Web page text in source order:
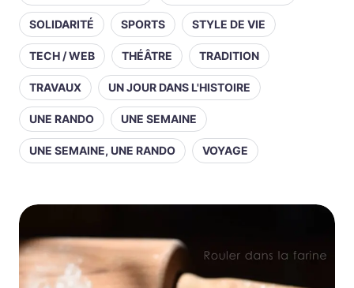
SOLIDARITÉ SPORTS STYLE DE VIE
TECH / WEB THÉÂTRE TRADITION
TRAVAUX UN JOUR DANS L'HISTOIRE
UNE RANDO UNE SEMAINE
UNE SEMAINE, UNE RANDO VOYAGE